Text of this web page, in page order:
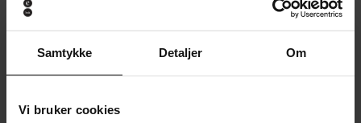
Samtykke Detaljer Om
Vi bruker cookies